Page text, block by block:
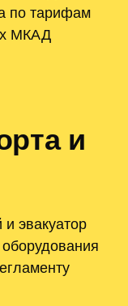
по тарифам
МКАД
и
эвакуатор